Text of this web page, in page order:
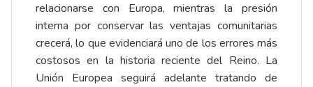
relacionarse con Europa, mientras la presión
interna por conservar las ventajas comunitarias
crecerá, lo que evidenciará uno de los errores más
costosos en la historia reciente del Reino. La
Unión Europea seguirá adelante tratando de